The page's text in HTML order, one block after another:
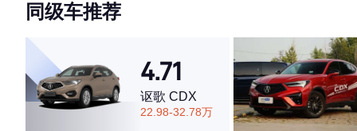
·外观表现一般，低于77%同级车
·空间表现一般，低于97%同级车
同级车推荐
4.71
讴歌 CDX
22.98-32.78万